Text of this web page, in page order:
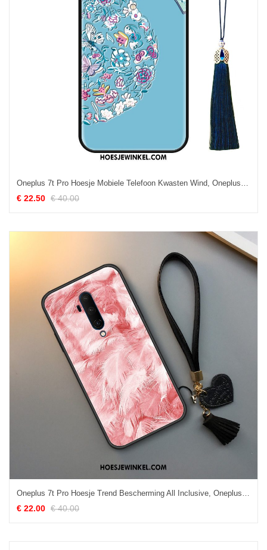
Oneplus 7t Pro Hoesje Mobiele Telefoon Kwasten Wind, Oneplus 7t Pro Hoesje Paleis Mode
€ 22.50 € 40.00
Oneplus 7t Pro Hoesje Trend Bescherming All Inclusive, Oneplus 7t Pro Hoesje Glas Hoes
€ 22.00 € 40.00